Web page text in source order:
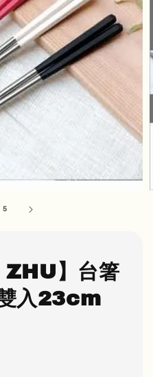
5
】台箸
入23cm